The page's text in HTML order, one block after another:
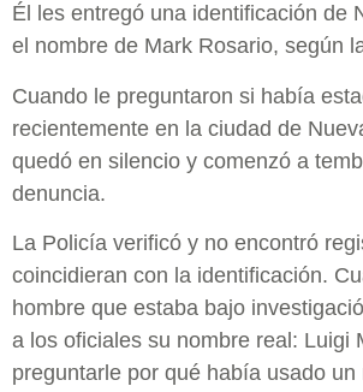
Él les entregó una identificación de
el nombre de Mark Rosario, según
Cuando le preguntaron si había
recientemente en la ciudad de
quedó en silencio y comenzó a
denuncia.
La Policía verificó y no encontró
coincidieran con la identificación.
hombre que estaba bajo
a los oficiales su nombre real: Luigi
preguntarle por qué había usado un